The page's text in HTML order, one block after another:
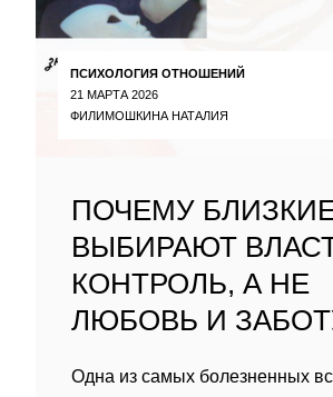
ПСИХОЛОГИЯ ОТНОШЕНИЙ
21 МАРТА 2026
ФИЛИМОШКИНА НАТАЛИЯ
ПОЧЕМУ
ВЫБИРАЮТ
КОНТРОЛЬ, А НЕ
ЛЮБОВЬ И
Одна из самых болезненных